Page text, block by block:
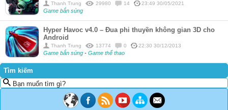
Thanh Trung 29980 14 23:49 30/05/2021
Game bắn súng
Hyper Havoc v4.0 – Đua phi thuyền không gian 3D cho
Android
Thanh Trung 13774 0 22:30 30/12/2013
Game bắn súng - Game thể thao
Tìm kiếm
Bạn muốn tìm gì?